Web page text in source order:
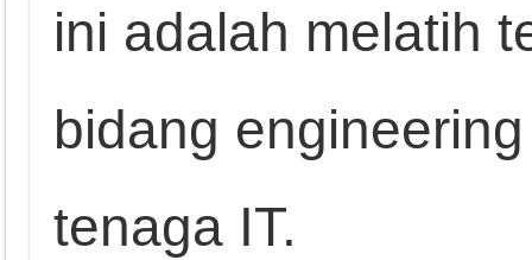
ini adalah melatih
bidang
tenaga IT.